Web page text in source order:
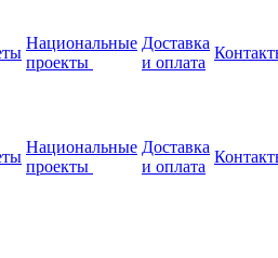
Национальные
проекты
Доставка
и оплата
Национальные
проекты
Доставка
и оплата